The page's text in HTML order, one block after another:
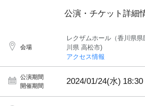
公演・チケット詳細
会場
レクザムホール（香川県
川県 高松市)
アクセス情報
公演期間
開催期間
2024/01/24(水) 18:30